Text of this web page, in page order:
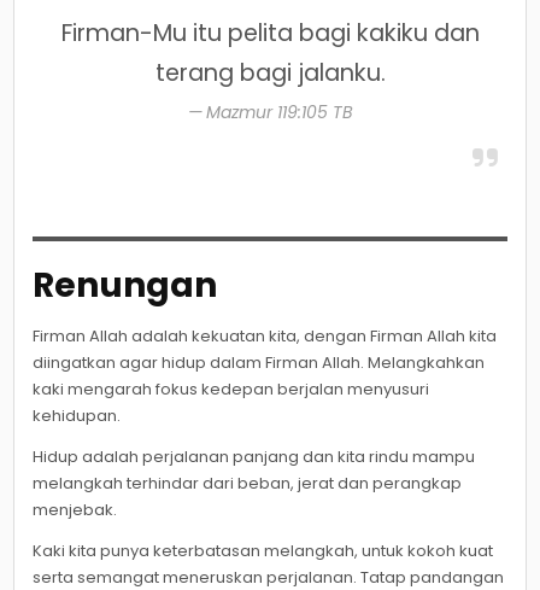
Firman-Mu itu pelita bagi kakiku dan
terang bagi jalanku.
Mazmur 119:105 TB
Renungan
Firman Allah adalah kekuatan kita, dengan Firman Allah kita
diingatkan agar hidup dalam Firman Allah. Melangkahkan
kaki mengarah fokus kedepan berjalan menyusuri
kehidupan.
Hidup adalah perjalanan panjang dan kita rindu mampu
melangkah terhindar dari beban, jerat dan perangkap
menjebak.
Kaki kita punya keterbatasan melangkah, untuk kokoh kuat
serta semangat meneruskan perjalanan. Tatap pandangan